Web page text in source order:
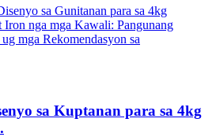
sa Kuptanan para sa 4kg